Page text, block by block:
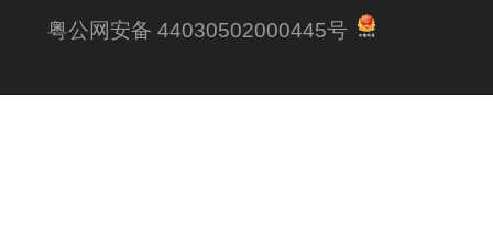
粤公网安备 44030502000445号